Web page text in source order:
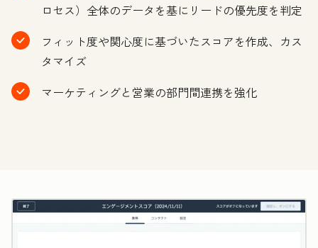
ロセス）全体のデータを基にリードの優先度を判定
フィット度や関心度に基づいたスコアを作成、カス
タマイズ
マーケティングと営業の部門間連携を強化